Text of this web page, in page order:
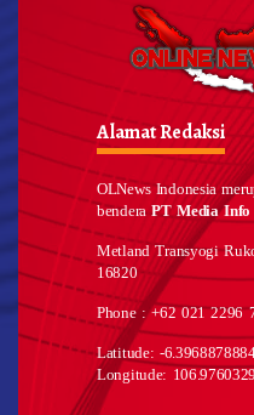
Alamat Redaksi
OLNews Indonesia
benderaPT Media Info
Metland Transyogi
16820
Phone : +62 021 2296
Latitude: -
Longitude: